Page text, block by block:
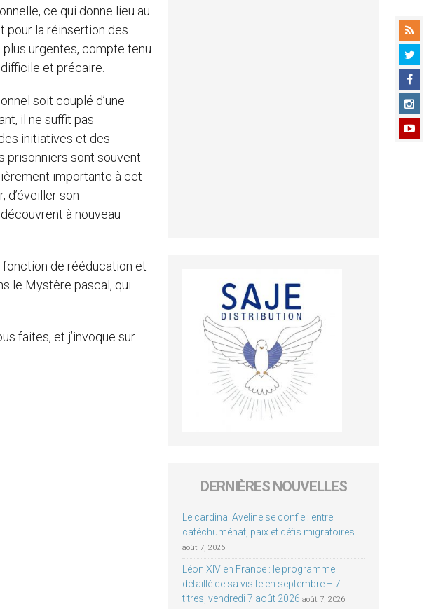
ce qui donne lieu au
pour la réinsertion des
urgentes, compte tenu
et précaire.
soit couplé d’une
il ne suffit pas
initiatives et des
prisonniers sont souvent
importante à cet
d’éveiller son
à nouveau
fonction de rééducation et
le Mystère pascal, qui
faites, et j’invoque sur
DERNIÈRES NOUVELLES
Le cardinal Aveline se confie : entre
catéchuménat, paix et défis migratoires
août 7, 2026
Léon XIV en France : le programme
détaillé de sa visite en septembre – 7
titres, vendredi 7 août 2026 août 7, 2026